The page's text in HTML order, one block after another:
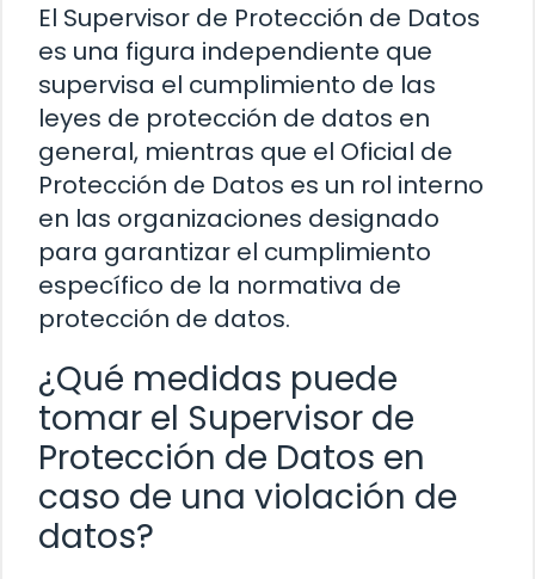
El Supervisor de Protección de Datos
es una figura independiente que
supervisa el cumplimiento de las
leyes de protección de datos en
general, mientras que el Oficial de
Protección de Datos es un rol interno
en las organizaciones designado
para garantizar el cumplimiento
específico de la normativa de
protección de datos.
¿Qué medidas puede
tomar el Supervisor de
Protección de Datos en
caso de una violación de
datos?